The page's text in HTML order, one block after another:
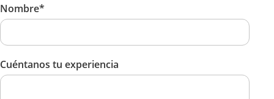
Nombre*
Cuéntanos tu experiencia